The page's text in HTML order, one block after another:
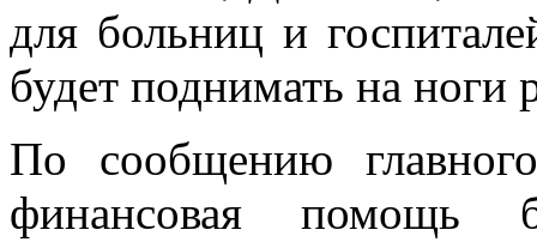
для больниц и
будет поднимать на
По сообщению
финансовая помощь